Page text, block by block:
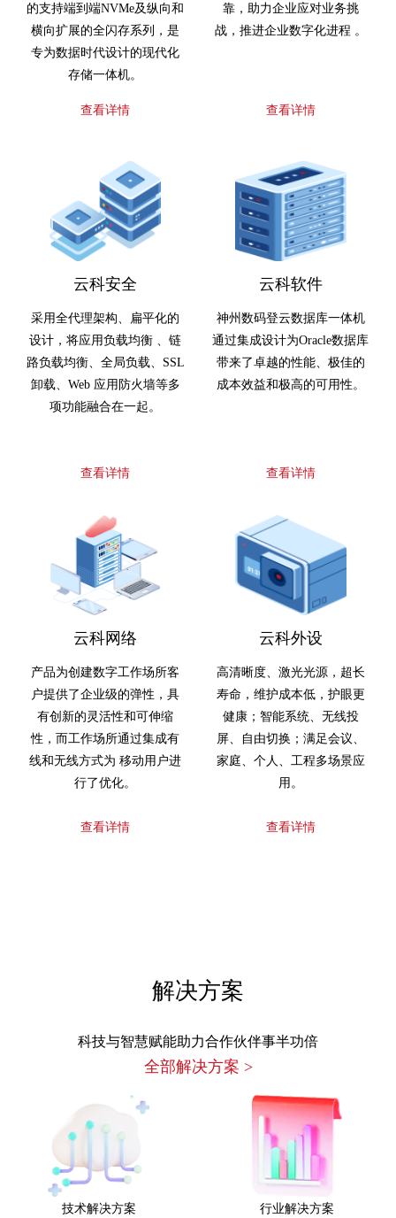
的支持端到端NVMe及纵向和
横向扩展的全闪存系列，是
专为数据时代设计的现代化
存储一体机。
查看详情
靠，助力企业应对业务挑
战，推进企业数字化进程 。
查看详情
云科安全
采用全代理架构、扁平化的
设计，将应用负载均衡 、链
路负载均衡、全局负载、SSL
卸载、Web 应用防火墙等多
项功能融合在一起。
查看详情
云科软件
神州数码登云数据库一体机
通过集成设计为Oracle数据库
带来了卓越的性能、极佳的
成本效益和极高的可用性。
查看详情
云科网络
产品为创建数字工作场所客
户提供了企业级的弹性，具
有创新的灵活性和可伸缩
性，而工作场所通过集成有
线和无线方式为 移动用户进
行了优化。
查看详情
云科外设
高清晰度、激光光源，超长
寿命，维护成本低，护眼更
健康；智能系统、无线投
屏、自由切换；满足会议、
家庭、个人、工程多场景应
用。
查看详情
解决方案
科技与智慧赋能助力合作伙伴事半功倍
全部解决方案 >
技术解决方案 行业解决方案